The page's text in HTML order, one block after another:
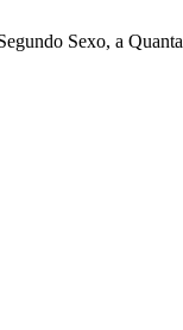
Sexo, a